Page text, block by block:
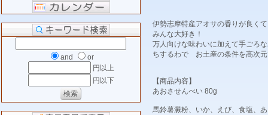
and
or
円以上
円以下
伊勢志摩特産アオサの香りが良く
みんな大好き！
万人向けな味わいに加えて手ごろ
ちするわで お土産の条件を高次
【商品内容】
あおさせんべい 80g
馬鈴薯澱粉、いか、えび、食塩、